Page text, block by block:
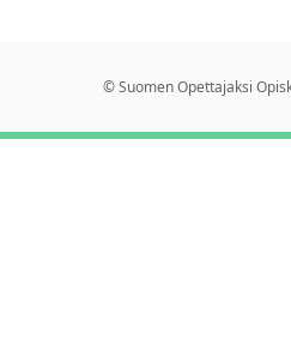
© Suomen Opettajaksi